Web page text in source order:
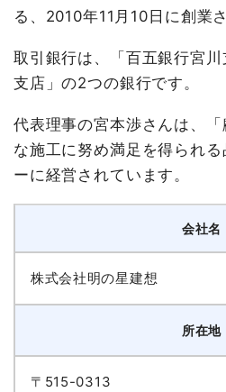
る、2010年11月10日に創業
取引銀行は、「百五銀行宮
支店」の2つの銀行です。
代表理事の宮本渉さんは、
な施工に努め満足を得られ
ーに経営されています。
会社名
株式会社明の星建想
所在地
〒515-0313